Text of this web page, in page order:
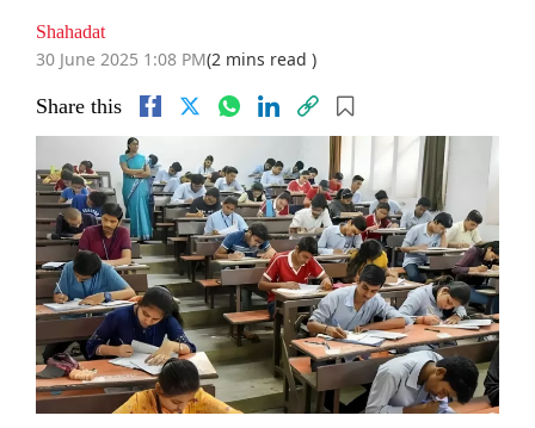
Shahadat
30 June 2025 1:08 PM(2 mins read )
Share this